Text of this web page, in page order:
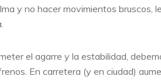
y no hacer movimientos bruscos,
el agarre y la estabilidad,
En carretera (y en ciudad)